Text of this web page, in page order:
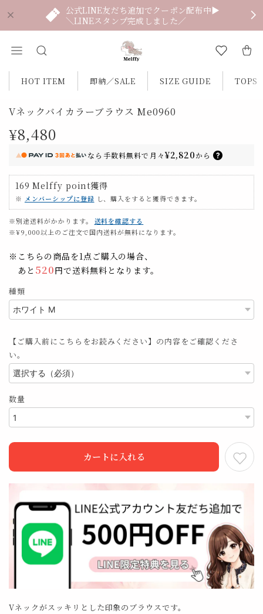
公式LINE友だち追加でクーポン配布中▶
＼LINEスタンプ完成しました／
HOT ITEM 即納／SALE SIZE GUIDE TOPS
Vネックバイカラーブラウス Me0960
¥8,480
なら 手数料無料で 月々¥2,820から
169 Melffy point獲得
※ メンバーシップに登録 し、購入をすると獲得できます。
※別途送料がかかります。
送料を確認する
※¥9,000以上のご注文で国内送料が無料になります。
※こちらの商品を1点ご購入の場合、
あと 520円で送料無料となります。
種類
【ご購入前にこちらをお読みください】の内容をご確認くださ
い。
数量
カートに入れる
Vネックがスッキリとした印象のブラウスです。